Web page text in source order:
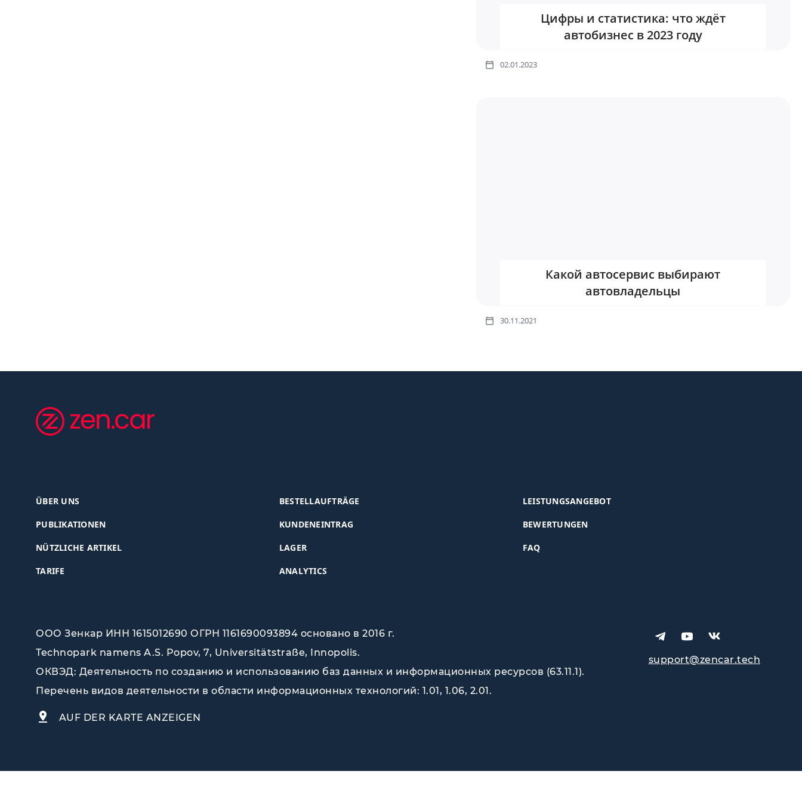
Цифры и статистика: что ждёт
автобизнес в 2023 году
02.01.2023
Какой автосервис выбирают
автовладельцы
30.11.2021
ÜBER UNS
PUBLIKATIONEN
NÜTZLICHE ARTIKEL
TARIFE
BESTELLAUFTRÄGE
KUNDENEINTRAG
LAGER
ANALYTICS
LEISTUNGSANGEBOT
BEWERTUNGEN
FAQ
ООО Зенкар ИНН 1615012690 ОГРН 1161690093894 основано в 2016 г.
Technopark namens A.S. Popov, 7, Universitätstraße, Innopolis.
ОКВЭД: Деятельность по созданию и использованию баз данных и информационных ресурсов (63.11.1).
Перечень видов деятельности в области информационных технологий: 1.01, 1.06, 2.01.
AUF DER KARTE ANZEIGEN
support@zencar.tech